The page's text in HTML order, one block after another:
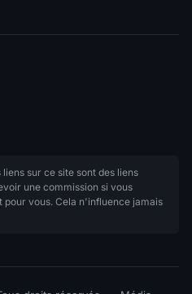
sur ce site sont des liens
une commission si vous
vous. Cela n'influence jamais